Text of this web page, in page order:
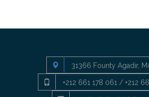
31366 Founty Agadir,
+212 661 178 061 / +212